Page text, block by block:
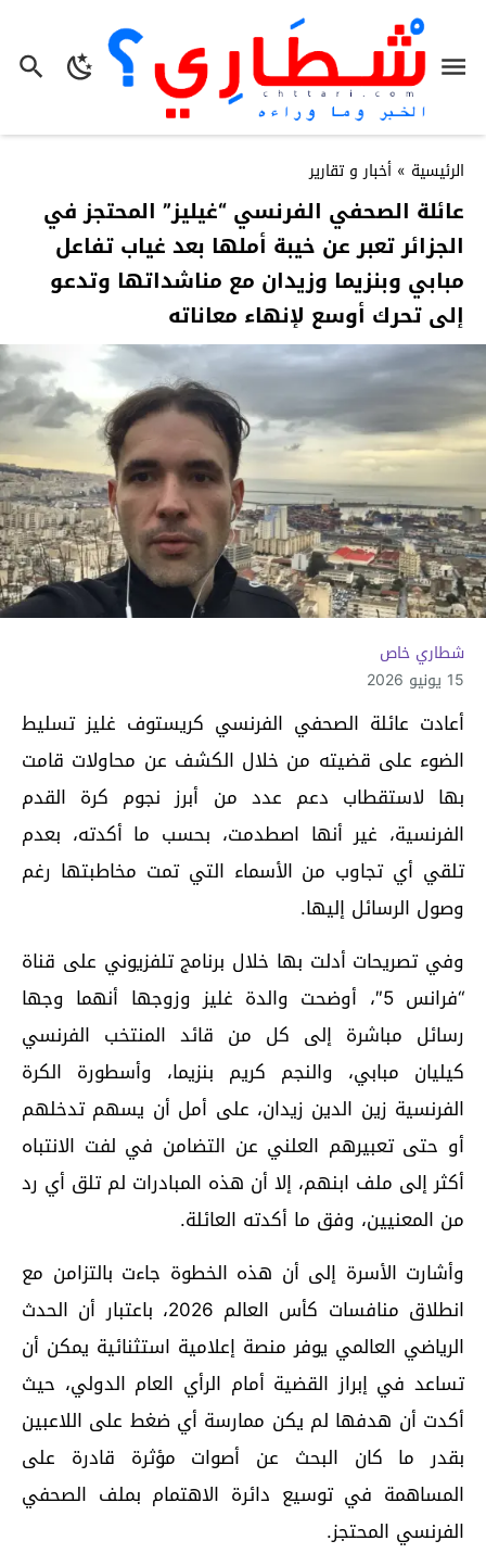
الرئيسية » أخبار و تقارير
عائلة الصحفي الفرنسي “غيليز” المحتجز في
الجزائر تعبر عن خيبة أملها بعد غياب تفاعل
مبابي وبنزيما وزيدان مع مناشداتها وتدعو
إلى تحرك أوسع لإنهاء معاناته
شطاري خاص
15 يونيو 2026
أعادت عائلة الصحفي الفرنسي كريستوف غليز تسليط
الضوء على قضيته من خلال الكشف عن محاولات قامت
بها لاستقطاب دعم عدد من أبرز نجوم كرة القدم
الفرنسية، غير أنها اصطدمت، بحسب ما أكدته، بعدم
تلقي أي تجاوب من الأسماء التي تمت مخاطبتها رغم
وصول الرسائل إليها.
وفي تصريحات أدلت بها خلال برنامج تلفزيوني على قناة
“فرانس 5″، أوضحت والدة غليز وزوجها أنهما وجها
رسائل مباشرة إلى كل من قائد المنتخب الفرنسي
كيليان مبابي، والنجم كريم بنزيما، وأسطورة الكرة
الفرنسية زين الدين زيدان، على أمل أن يسهم تدخلهم
أو حتى تعبيرهم العلني عن التضامن في لفت الانتباه
أكثر إلى ملف ابنهم، إلا أن هذه المبادرات لم تلق أي رد
من المعنيين، وفق ما أكدته العائلة.
وأشارت الأسرة إلى أن هذه الخطوة جاءت بالتزامن مع
انطلاق منافسات كأس العالم 2026، باعتبار أن الحدث
الرياضي العالمي يوفر منصة إعلامية استثنائية يمكن أن
تساعد في إبراز القضية أمام الرأي العام الدولي، حيث
أكدت أن هدفها لم يكن ممارسة أي ضغط على اللاعبين
بقدر ما كان البحث عن أصوات مؤثرة قادرة على
المساهمة في توسيع دائرة الاهتمام بملف الصحفي
الفرنسي المحتجز.